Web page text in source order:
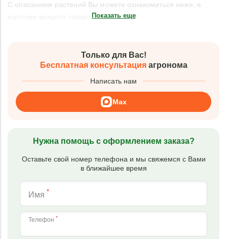
С описанием растений Вы можете ознакомиться ниже, в
карточке каждого товара.Показать еще
Только для Вас!
Бесплатная консультацияагронома
Написать нам
Max
Нужна помощь с оформлением заказа?
Оставьте свой номер телефона и мы свяжемся с Вами
в ближайшее время
Имя *
Телефон *